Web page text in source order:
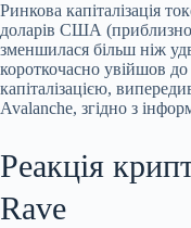
Ринкова капіталізація
доларів США (приблизно
зменшилася більш ніж
короткочасно увійшов
капіталізацією,
Avalanche, згідно з
Реакція
Rave